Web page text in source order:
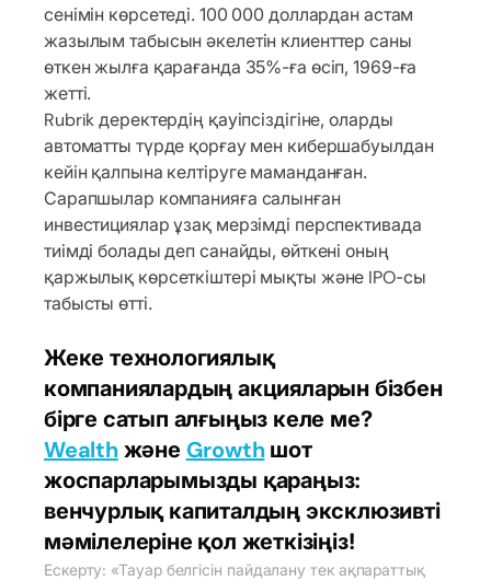
сенімін көрсетеді. 100 000 доллардан астам
жазылым табысын әкелетін клиенттер саны
өткен жылға қарағанда 35%-ға өсіп, 1969-ға
жетті.
Rubrik деректердің қауіпсіздігіне, оларды
автоматты түрде қорғау мен кибершабуылдан
кейін қалпына келтіруге маманданған.
Сарапшылар компанияға салынған
инвестициялар ұзақ мерзімді перспективада
тиімді болады деп санайды, өйткені оның
қаржылық көрсеткіштері мықты және IPO-сы
табысты өтті.
Жеке технологиялық
компаниялардың акцияларын бізбен
бірге сатып алғыңыз келе ме?
Wealthжәне Growthшот
жоспарларымызды қараңыз:
венчурлық капиталдың эксклюзивті
мәмілелеріне қол жеткізіңіз!
Ескерту: «Тауар белгісін пайдалану тек ақпараттық